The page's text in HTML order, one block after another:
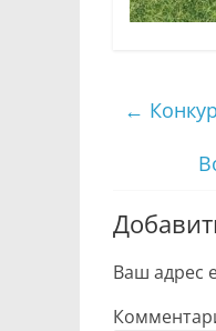
←
Ваш адрес